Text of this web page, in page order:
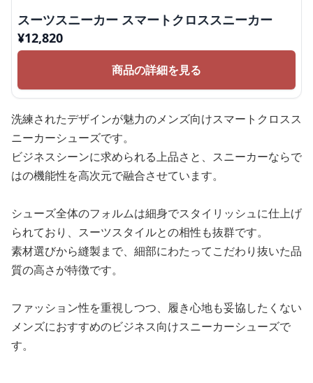
スーツスニーカー スマートクロススニーカー
¥12,820
商品の詳細を見る
洗練されたデザインが魅力のメンズ向けスマートクロスス
ニーカーシューズです。
ビジネスシーンに求められる上品さと、スニーカーならで
はの機能性を高次元で融合させています。
シューズ全体のフォルムは細身でスタイリッシュに仕上げ
られており、スーツスタイルとの相性も抜群です。
素材選びから縫製まで、細部にわたってこだわり抜いた品
質の高さが特徴です。
ファッション性を重視しつつ、履き心地も妥協したくない
メンズにおすすめのビジネス向けスニーカーシューズで
す。